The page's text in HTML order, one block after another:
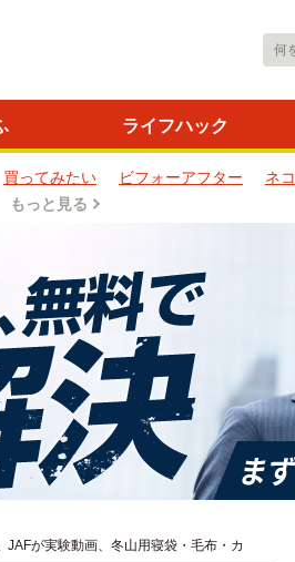
ライフハック
買ってみたい ビフォーアフター ネコ
もっと見る
が実験動画、冬山用寝袋・毛布・カ